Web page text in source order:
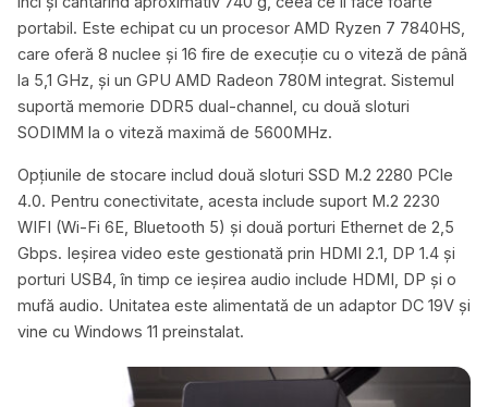
portabil. Este echipat cu un procesor AMD Ryzen 7 7840HS,
care oferă 8 nuclee și 16 fire de execuție cu o viteză de până
la 5,1 GHz, și un GPU AMD Radeon 780M integrat. Sistemul
suportă memorie DDR5 dual-channel, cu două sloturi
SODIMM la o viteză maximă de 5600MHz.
Opțiunile de stocare includ două sloturi SSD M.2 2280 PCIe
4.0. Pentru conectivitate, acesta include suport M.2 2230
WIFI (Wi-Fi 6E, Bluetooth 5) și două porturi Ethernet de 2,5
Gbps. Ieșirea video este gestionată prin HDMI 2.1, DP 1.4 și
porturi USB4, în timp ce ieșirea audio include HDMI, DP și o
mufă audio. Unitatea este alimentată de un adaptor DC 19V și
vine cu Windows 11 preinstalat.